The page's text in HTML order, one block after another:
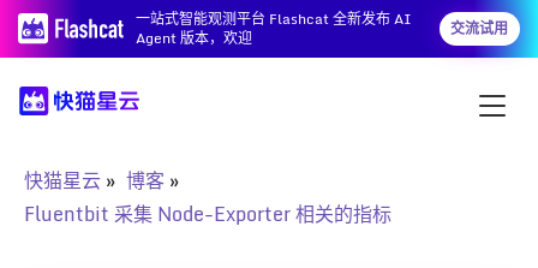
一站式智能观测平台 Flashcat 全新发布 AI
Agent 版本，欢迎
交流试用
快猫星云
博客
Fluentbit 采集 Node-Exporter 相关的指标